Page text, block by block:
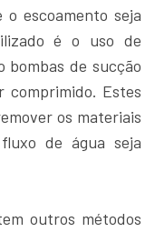
escoamento seja
é o uso de
bombas de sucção
comprimido. Estes
os materiais
de água seja
outros métodos